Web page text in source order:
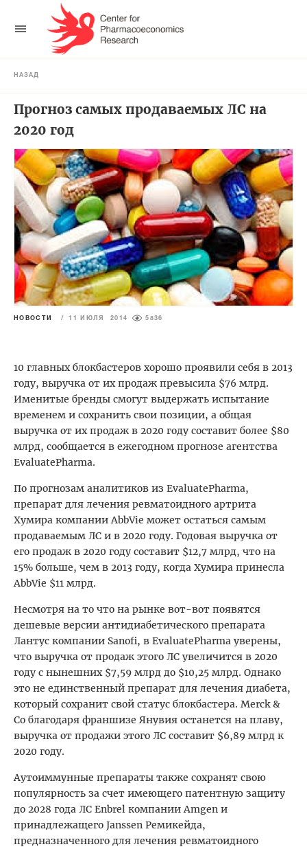
НАЗАД
Прогноз самых продаваемых ЛС на
2020 год
НОВОСТИ / 11 ИЮЛЯ 2014 5836
10 главных блокбастеров хорошо проявили себя в 2013
году, выручка от их продаж превысила $76 млрд.
Именитые бренды смогут выдержать испытание
временем и сохранить свои позиции, а общая
выручка от их продаж в 2020 году составит более $80
млрд, сообщается в ежегодном прогнозе агентства
EvaluatePharma.
По прогнозам аналитиков из EvaluatePharma,
препарат для лечения ревматоидного артрита
Хумира компании AbbVie может остаться самым
продаваемым ЛС и в 2020 году. Годовая выручка от
его продаж в 2020 году составит $12,7 млрд, что на
15% больше, чем в 2013 году, когда Хумира принесла
AbbVie $11 млрд.
Несмотря на то что на рынке вот-вот появятся
дешевые версии антидиабетического препарата
Лантус компании Sanofi, в EvaluatePharma уверены,
что выручка от продаж этого ЛС увеличится в 2020
году с нынешних $7,59 млрд до $10,25 млрд. Однако
это не единственный препарат для лечения диабета,
который сохранит свой статус блокбастера. Merck &
Co благодаря франшизе Янувия останется на плаву,
выручка от продажи этого ЛС составит $6,89 млрд к
2020 году.
Аутоиммунные препараты также сохранят свою
популярность за счет имеющего патентную защиту
до 2028 года ЛС Enbrel компании Amgen и
принадлежащего Janssen Ремикейда,
предназначенного для лечения ревматоидного